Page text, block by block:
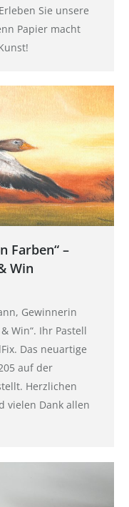
Sie unsere
Papier macht
Farben“ –
Win
Gewinnerin
Win“. Ihr Pastell
Das neuartige
auf der
Herzlichen
vielen Dank allen